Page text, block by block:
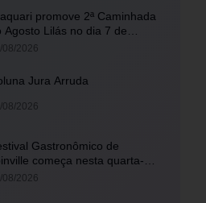
promove 2ª Caminhada
Agosto Lilás no dia 7 de
08/2026
Jura Arruda
08/2026
Gastronômico de
começa nesta quarta-
com menus exclusivos em
08/2026